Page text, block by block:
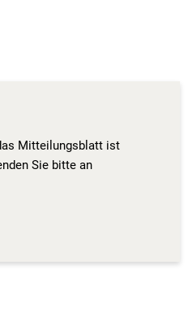
Mitteilungsblatt ist
Sie bitte an